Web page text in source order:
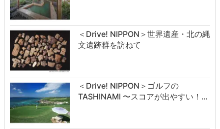
＜Drive! NIPPON＞世界遺産・北の縄
文遺跡群を訪ねて
＜Drive! NIPPON＞ゴルフの
TASHINAMI 〜スコアが出やすい！…